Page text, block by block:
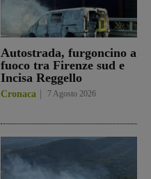
Autostrada, furgoncino a
fuoco tra Firenze sud e
Incisa Reggello
Cronaca 7 Agosto 2026